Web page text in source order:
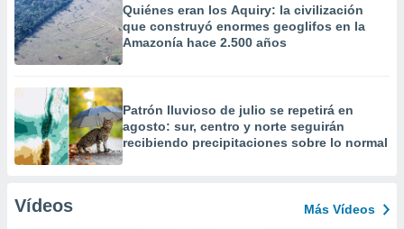
Quiénes eran los Aquiry: la civilización
que construyó enormes geoglifos en la
Amazonía hace 2.500 años
Patrón lluvioso de julio se repetirá en
agosto: sur, centro y norte seguirán
recibiendo precipitaciones sobre lo normal
Vídeos Más Vídeos